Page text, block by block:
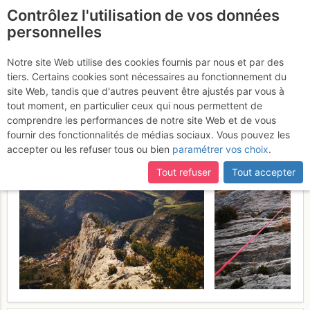
Orpierre - Quiquillon :
Fleur de Lotus
Dimanche 19
novembre 2023
Contrôlez l'utilisation de vos données
personnelles
Notre site Web utilise des cookies fournis par nous et par des
tiers. Certains cookies sont nécessaires au fonctionnement du
site Web, tandis que d'autres peuvent être ajustés par vous à
tout moment, en particulier ceux qui nous permettent de
comprendre les performances de notre site Web et de vous
fournir des fonctionnalités de médias sociaux. Vous pouvez les
accepter ou les refuser tous ou bien paramétrer vos choix.
Tout refuser
Tout accepter